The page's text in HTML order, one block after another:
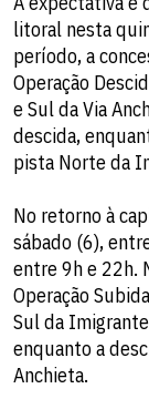
litoral nesta
período, a
Operação
e Sul da Via
descida,
pista Norte da
No retorno à
sábado (6),
entre 9h e 22h.
Operação
Sul da
enquanto a
Anchieta.